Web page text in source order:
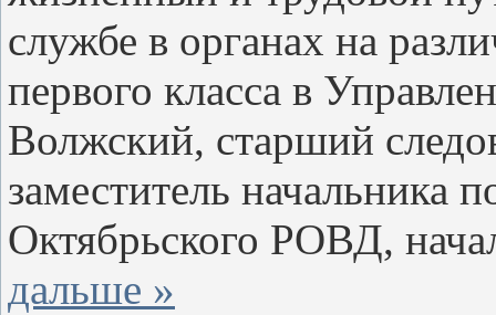
службе в органах на
первого класса в
Волжский, старший
заместитель начальника
Октябрьского РОВД,
дальше »